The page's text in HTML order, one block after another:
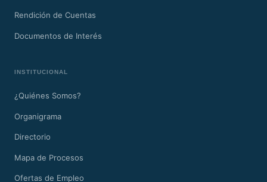
Rendición de Cuentas
Documentos de Interés
INSTITUCIONAL
¿Quiénes Somos?
Organigrama
Directorio
Mapa de Procesos
Ofertas de Empleo